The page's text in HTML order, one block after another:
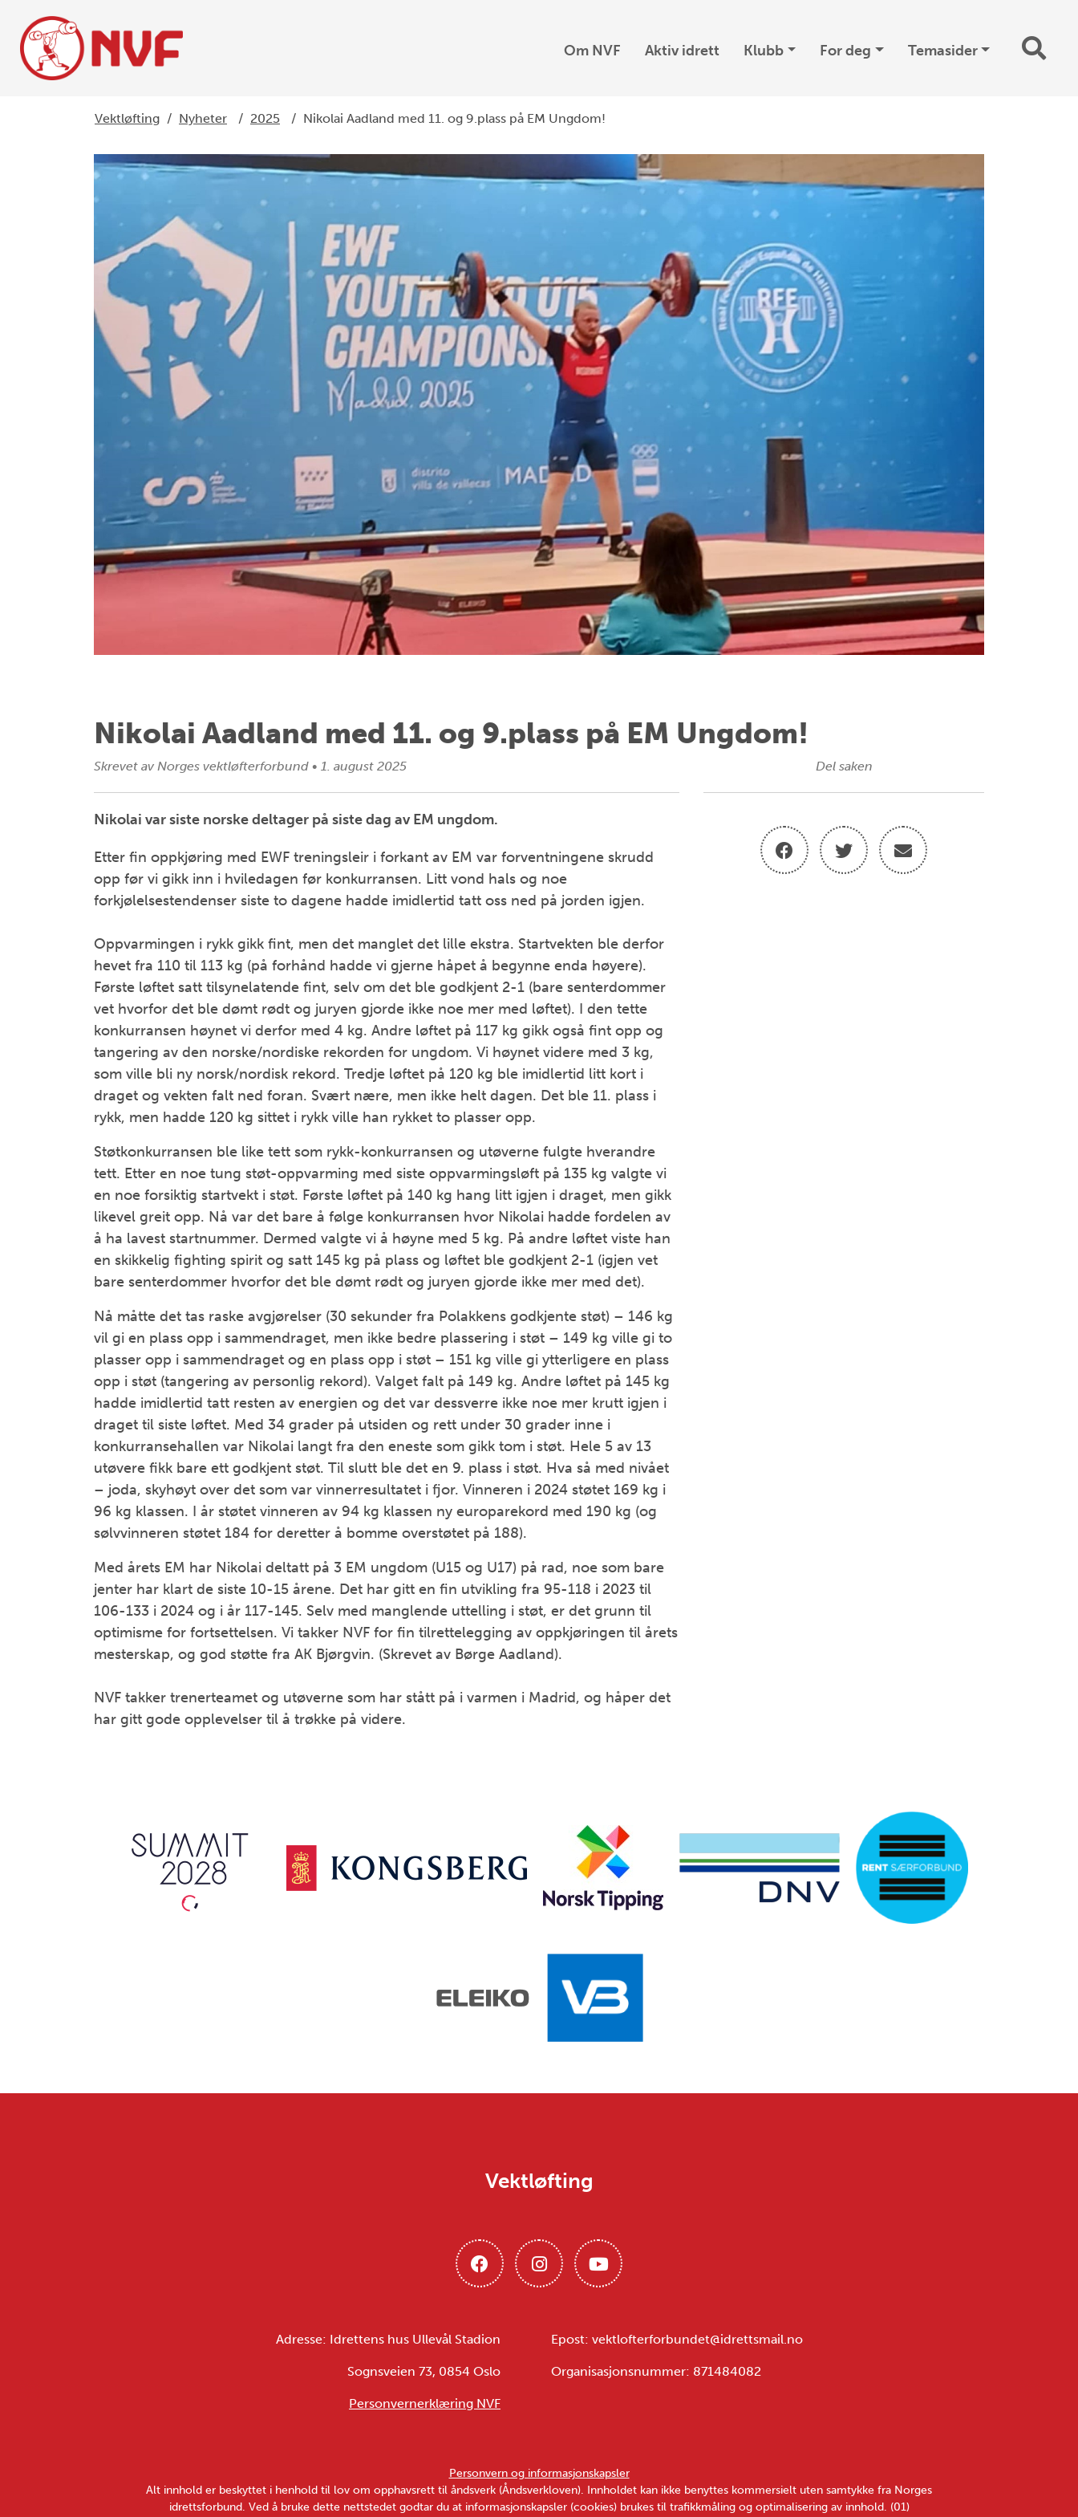
Om NVF Aktiv idrett Klubb For deg Temasider
Vektløfting / Nyheter / 2025 / Nikolai Aadland med 11. og 9.plass på EM Ungdom!
Nikolai Aadland med 11. og 9.plass på EM Ungdom!
Skrevet av Norges vektløfterforbund • 1. august 2025
Nikolai var siste norske deltager på siste dag av EM ungdom.
Etter fin oppkjøring med EWF treningsleir i forkant av EM var forventningene skrudd
opp før vi gikk inn i hviledagen før konkurransen. Litt vond hals og noe
forkjølelsestendenser siste to dagene hadde imidlertid tatt oss ned på jorden igjen.
Oppvarmingen i rykk gikk fint, men det manglet det lille ekstra. Startvekten ble derfor
hevet fra 110 til 113 kg (på forhånd hadde vi gjerne håpet å begynne enda høyere).
Første løftet satt tilsynelatende fint, selv om det ble godkjent 2-1 (bare senterdommer
vet hvorfor det ble dømt rødt og juryen gjorde ikke noe mer med løftet). I den tette
konkurransen høynet vi derfor med 4 kg. Andre løftet på 117 kg gikk også fint opp og
tangering av den norske/nordiske rekorden for ungdom. Vi høynet videre med 3 kg,
som ville bli ny norsk/nordisk rekord. Tredje løftet på 120 kg ble imidlertid litt kort i
draget og vekten falt ned foran. Svært nære, men ikke helt dagen. Det ble 11. plass i
rykk, men hadde 120 kg sittet i rykk ville han rykket to plasser opp.
Støtkonkurransen ble like tett som rykk-konkurransen og utøverne fulgte hverandre
tett. Etter en noe tung støt-oppvarming med siste oppvarmingsløft på 135 kg valgte vi
en noe forsiktig startvekt i støt. Første løftet på 140 kg hang litt igjen i draget, men gikk
likevel greit opp. Nå var det bare å følge konkurransen hvor Nikolai hadde fordelen av
å ha lavest startnummer. Dermed valgte vi å høyne med 5 kg. På andre løftet viste han
en skikkelig fighting spirit og satt 145 kg på plass og løftet ble godkjent 2-1 (igjen vet
bare senterdommer hvorfor det ble dømt rødt og juryen gjorde ikke mer med det).
Nå måtte det tas raske avgjørelser (30 sekunder fra Polakkens godkjente støt) – 146 kg
vil gi en plass opp i sammendraget, men ikke bedre plassering i støt – 149 kg ville gi to
plasser opp i sammendraget og en plass opp i støt – 151 kg ville gi ytterligere en plass
opp i støt (tangering av personlig rekord). Valget falt på 149 kg. Andre løftet på 145 kg
hadde imidlertid tatt resten av energien og det var dessverre ikke noe mer krutt igjen i
draget til siste løftet. Med 34 grader på utsiden og rett under 30 grader inne i
konkurransehallen var Nikolai langt fra den eneste som gikk tom i støt. Hele 5 av 13
utøvere fikk bare ett godkjent støt. Til slutt ble det en 9. plass i støt. Hva så med nivået
– joda, skyhøyt over det som var vinnerresultatet i fjor. Vinneren i 2024 støtet 169 kg i
96 kg klassen. I år støtet vinneren av 94 kg klassen ny europarekord med 190 kg (og
sølvvinneren støtet 184 for deretter å bomme overstøtet på 188).
Med årets EM har Nikolai deltatt på 3 EM ungdom (U15 og U17) på rad, noe som bare
jenter har klart de siste 10-15 årene. Det har gitt en fin utvikling fra 95-118 i 2023 til
106-133 i 2024 og i år 117-145. Selv med manglende uttelling i støt, er det grunn til
optimisme for fortsettelsen. Vi takker NVF for fin tilrettelegging av oppkjøringen til årets
mesterskap, og god støtte fra AK Bjørgvin. (Skrevet av Børge Aadland).
NVF takker trenerteamet og utøverne som har stått på i varmen i Madrid, og håper det
har gitt gode opplevelser til å trøkke på videre.
Del saken
Vektløfting
Adresse: Idrettens hus Ullevål Stadion
Sognsveien 73, 0854 Oslo
Personvernerklæring NVF
Epost: vektlofterforbundet@idrettsmail.no
Organisasjonsnummer: 871484082
Personvern og informasjonskapsler
Alt innhold er beskyttet i henhold til lov om opphavsrett til åndsverk (Åndsverkloven). Innholdet kan ikke benyttes kommersielt uten samtykke fra Norges
idrettsforbund. Ved å bruke dette nettstedet godtar du at informasjonskapsler (cookies) brukes til trafikkmåling og optimalisering av innhold. (01)